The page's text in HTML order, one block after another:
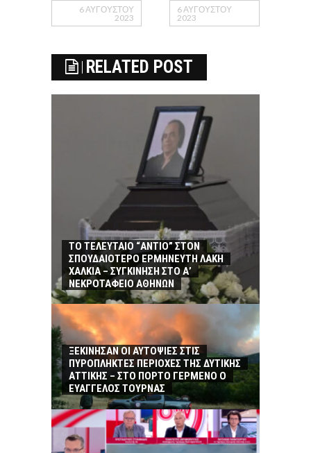
6 ΑΥΓΟΎΣΤΟΥ
2023
6 ΑΥΓΟΎΣΤΟΥ
2023
RELATED POST
ΤΟ ΤΕΛΕΥΤΑΙΟ “ΑΝΤΙΟ” ΣΤΟΝ
ΣΠΟΥΔΑΙΟΤΕΡΟ ΕΡΜΗΝΕΥΤΗ ΛΑΚΗ
ΧΑΛΚΙΑ – ΣΥΓΚΙΝΗΣΗ ΣΤΟ Α’
ΝΕΚΡΟΤΑΦΕΙΟ ΑΘΗΝΩΝ
ΞΕΚΙΝΗΣΑΝ ΟΙ ΑΥΤΟΨΙΕΣ ΣΤΙΣ
ΠΥΡΟΠΛΗΚΤΕΣ ΠΕΡΙΟΧΕΣ ΤΗΣ ΔΥΤΙΚΗΣ
ΑΤΤΙΚΗΣ – ΣΤΟ ΠΟΡΤΟ ΓΕΡΜΕΝΟ Ο
ΕΥΑΓΓΕΛΟΣ ΤΟΥΡΝΑΣ